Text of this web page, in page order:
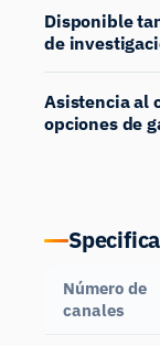
Disponible
de
Asistencia al
opciones de
Número de
canales